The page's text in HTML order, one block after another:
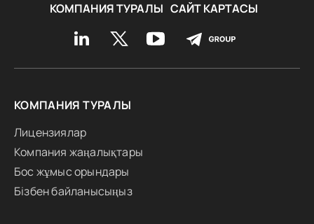
КОМПАНИЯ ТУРАЛЫ САЙТ КАРТАСЫ
КОМПАНИЯ ТУРАЛЫ
Лицензиялар
Компания жаңалықтары
Бос жұмыс орындары
Бізбен байланысыңыз